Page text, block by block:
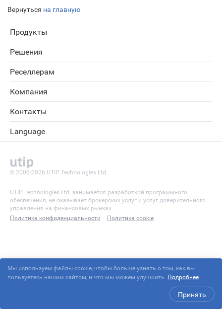
Мы используем файлы cookie, чтобы больше узнать о том, как вы
пользуетесь нашим сайтом, и что мы можем улучшить. Подробнее
Принять
Вернуться на главную
Продукты
Решения
Реселлерам
Компания
Контакты
Language
© 2006-2026 UTIP Technologies Ltd.
UTIP Technologies Ltd. занимается разработкой программного
обеспечения, не оказывает брокерских услуг и услуг доверительного
управления на финансовых рынках.
Политика конфиденциальности
Политика cookie